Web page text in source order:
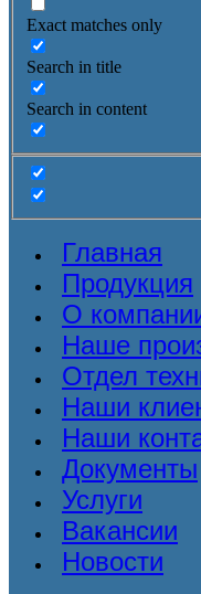
Exact matches only
Search in title
Search in content
Главная
Продукция
О
Наше
Отдел
Наши
Наши
Документы
Услуги
Вакансии
Новости